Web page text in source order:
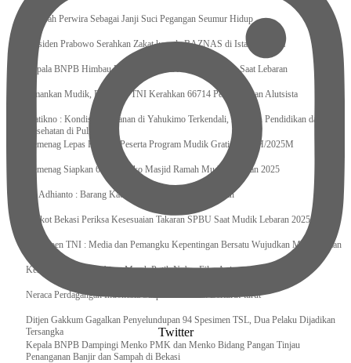
Sumpah Perwira Sebagai Janji Suci Pegangan Seumur Hidup
Presiden Prabowo Serahkan Zakat kepada BAZNAS di Istana Negara
Kepala BNPB Himbau Pemda Waspada Potensi Bencana Saat Lebaran
Amankan Mudik, Panglima TNI Kerahkan 66714 Personel Dan Alutsista
Pratikno : Kondisi Keamanan di Yahukimo Terkendali, Layanan Pendidikan dan
Kesehatan di Pulihkan
Kemenag Lepas Ratusan Peserta Program Mudik Gratis 1446 H/2025M
Kemenag Siapkan 6.180 Posko Masjid Ramah Mudik Lebaran 2025
Tri Adhianto : Barang Kadaluarsa Segera di Kembalikan
Walkot Bekasi Periksa Kesesuaian Takaran SPBU Saat Mudik Lebaran 2025
Kapuspen TNI : Media dan Pemangku Kepentingan Bersatu Wujudkan Mudik Aman
Kemenekraf Ajak Kabinet Merah Putih Nobar Film Animasi Jumbo
Neraca Perdagangan Indonesia Surplus 58 Bulan Berturut-turut
Ditjen Gakkum Gagalkan Penyelundupan 94 Spesimen TSL, Dua Pelaku Dijadikan
Tersangka
Kepala BNPB Dampingi Menko PMK dan Menko Bidang Pangan Tinjau
Penanganan Banjir dan Sampah di Bekasi
Twitter